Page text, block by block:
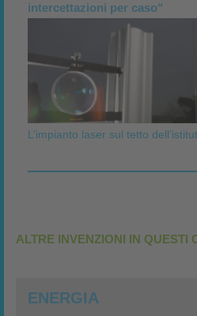
intercettazioni per caso“
L’impianto laser sul tetto
ALTRE INVENZIONI IN QUESTI
ENERGIA